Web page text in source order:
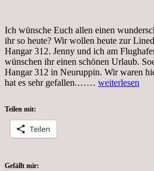
Ich wünsche Euch allen einen
ihr so heute? Wir wollen heute zur
Hangar 312. Jenny und ich am
wünschen ihr einen schönen Urlaub.
Hangar 312 in Neuruppin. Wir waren
hat es sehr gefallen.…… Tag
weiterlesen
Teilen mit:
Teilen
Gefällt mir: